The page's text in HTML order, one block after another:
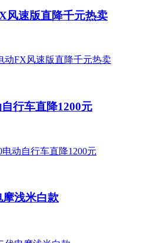
风速版直降千元热卖
行车直降1200元
浅米白款